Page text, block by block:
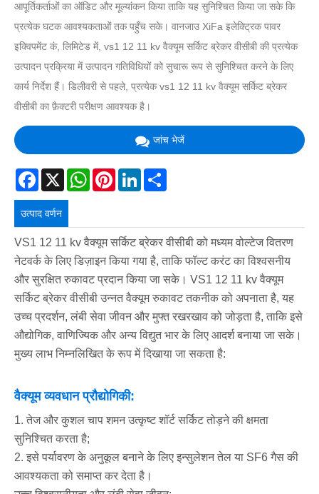
आपूर्तिकर्ताओं का ऑडिट और मूल्यांकन किया ताकि यह सुनिश्चित किया जा सके कि
प्रत्येक घटक आवश्यकताओं तक पहुँच सके। वानजाउ XiFa इलेक्ट्रिक पावर
इक्विपमेंट कं, लिमिटेड में, vs1 12 11 kv वैक्यूम सर्किट ब्रेकर वीसीबी की प्रत्येक
उत्पादन प्रक्रिया में उत्पादन गतिविधियों को सुचारू रूप से सुनिश्चित करने के लिए
कार्य निर्देश हैं। डिलीवरी से पहले, प्रत्येक vs1 12 11 kv वैक्यूम सर्किट ब्रेकर
वीसीबी का फ़ैक्टरी परीक्षण आवश्यक है।
जांच भेजें
Facebook
X WhatsAppPinterestLinkedIn
उत्पाद वर्णन
VS1 12 11 kv वैक्यूम सर्किट ब्रेकर वीसीबी को मध्यम वोल्टेज वितरण
नेटवर्क के लिए डिज़ाइन किया गया है, ताकि फॉल्ट करंट का विश्वसनीय
और सुरक्षित रुकावट प्रदान किया जा सके। VS1 12 11 kv वैक्यूम
सर्किट ब्रेकर वीसीबी उन्नत वैक्यूम रुकावट तकनीक को अपनाता है, यह
उच्च प्रदर्शन, लंबी सेवा जीवन और मुफ्त रखरखाव को जोड़ता है, ताकि इसे
औद्योगिक, वाणिज्यिक और अन्य विद्युत भार के लिए आदर्श बनाया जा सके।
मुख्य लाभ निम्नलिखित के रूप में दिखाया जा सकता है:
वैक्यूम व्यवधान प्रौद्योगिकी:
1. तेज और कुशल चाप शमन उत्कृष्ट शॉर्ट सर्किट तोड़ने की क्षमता
सुनिश्चित करता है;
2. इसे पर्यावरण के अनुकूल बनाने के लिए इन्सुलेशन तेल या SF6 गैस की
आवश्यकता को समाप्त कर देता है।